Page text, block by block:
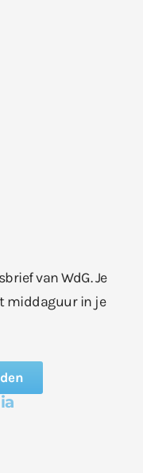
van WdG. Je
middaguur in je